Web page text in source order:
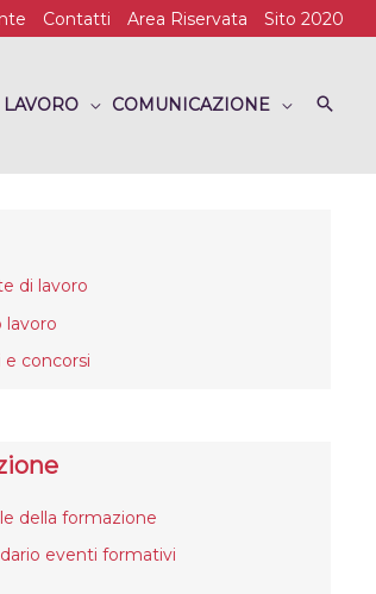
Contatti Area Riservata Sito 2020
LAVORO COMUNICAZIONE
di lavoro
lavoro
e concorsi
della formazione
eventi formativi